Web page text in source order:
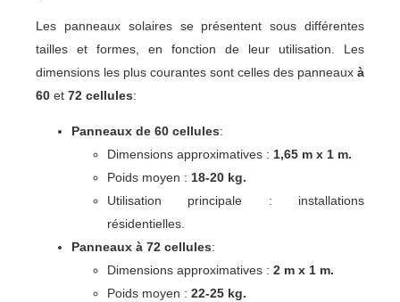
Les panneaux solaires se présentent sous différentes
tailles et formes, en fonction de leur utilisation. Les
dimensions les plus courantes sont celles des panneaux à
60 et 72 cellules:
Panneaux de 60 cellules:
Dimensions approximatives : 1,65 m x 1 m.
Poids moyen : 18-20 kg.
Utilisation principale : installations
résidentielles.
Panneaux à 72 cellules:
Dimensions approximatives : 2 m x 1 m.
Poids moyen : 22-25 kg.